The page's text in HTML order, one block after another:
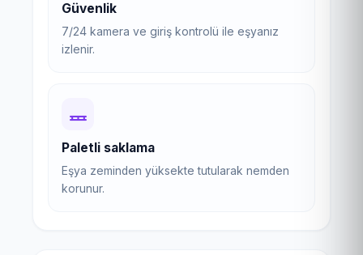
Güvenlik
7/24 kamera ve giriş kontrolü ile eşyanız
izlenir.
Paletli saklama
Eşya zeminden yüksekte tutularak nemden
korunur.